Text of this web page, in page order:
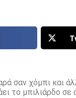
σαν χόμπι και
το μπιλιάρδο σε